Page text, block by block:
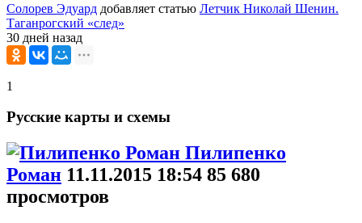
Солорев Эдуард добавляет статью Летчик Николай Шенин.
Таганрогский «след»
30 дней назад
1
Русские карты и схемы
Пилипенко
Роман 11.11.2015 18:54 85 680
просмотров